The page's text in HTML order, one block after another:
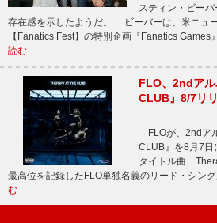
スティン・ビー
存在感を示したようだ。 ビーバーは、米ニュ
【Fanatics Fest】の特別企画『Fanatics
読む
FLO、2ndア
CLUB』8/7リ
FLOが、2ndア
CLUB』を8月7
タイトル曲「
最高位を記録したFLO単独名義のリード・シン
む